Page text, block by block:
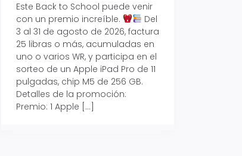
Este Back to School puede venir
con un premio increíble.
Del
3 al 31 de agosto de 2026, factura
25 libras o más, acumuladas en
uno o varios WR, y participa en el
sorteo de un Apple iPad Pro de 11
pulgadas, chip M5 de 256 GB.
Detalles de la promoción:
Premio: 1 Apple […]